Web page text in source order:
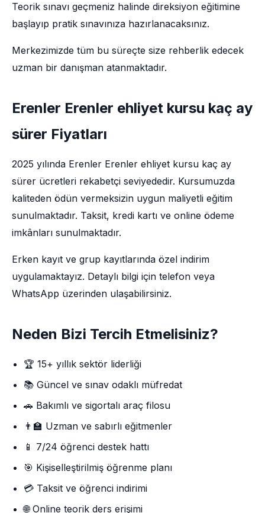
Teorik sınavı geçmeniz halinde direksiyon eğitimine
başlayıp pratik sınavınıza hazırlanacaksınız.
Merkezimizde tüm bu süreçte size rehberlik edecek
uzman bir danışman atanmaktadır.
Erenler Erenler ehliyet kursu kaç ay
sürer Fiyatları
2025 yılında Erenler Erenler ehliyet kursu kaç ay
sürer ücretleri rekabetçi seviyededir. Kursumuzda
kaliteden ödün vermeksizin uygun maliyetli eğitim
sunulmaktadır. Taksit, kredi kartı ve online ödeme
imkânları sunulmaktadır.
Erken kayıt ve grup kayıtlarında özel indirim
uygulamaktayız. Detaylı bilgi için telefon veya
WhatsApp üzerinden ulaşabilirsiniz.
Neden Bizi Tercih Etmelisiniz?
🏆 15+ yıllık sektör liderliği
📚 Güncel ve sınav odaklı müfredat
🚗 Bakımlı ve sigortalı araç filosu
👨‍🏫 Uzman ve sabırlı eğitmenler
📱 7/24 öğrenci destek hattı
🎯 Kişiselleştirilmiş öğrenme planı
💳 Taksit ve öğrenci indirimi
🌐 Online teorik ders erişimi